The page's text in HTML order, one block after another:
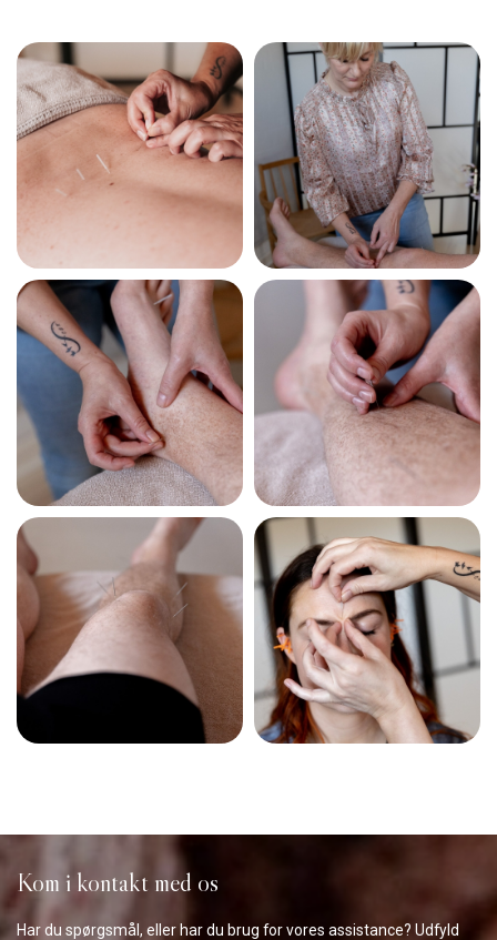
Kom i kontakt med os
Har du spørgsmål, eller har du brug for vores assistance? Udfyld